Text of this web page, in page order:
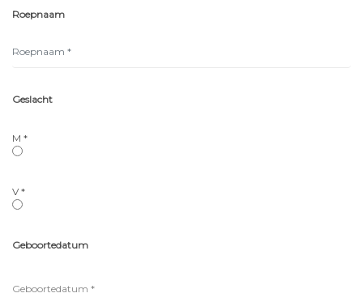
Roepnaam
Geslacht
M *
V *
Geboortedatum